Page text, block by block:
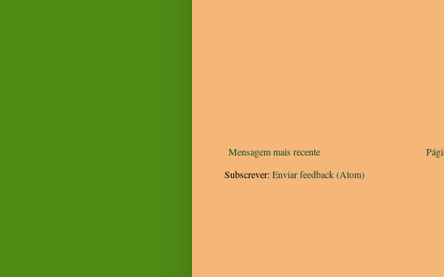
Mensagem mais recente
Subscrever:Enviar feedback (Atom)